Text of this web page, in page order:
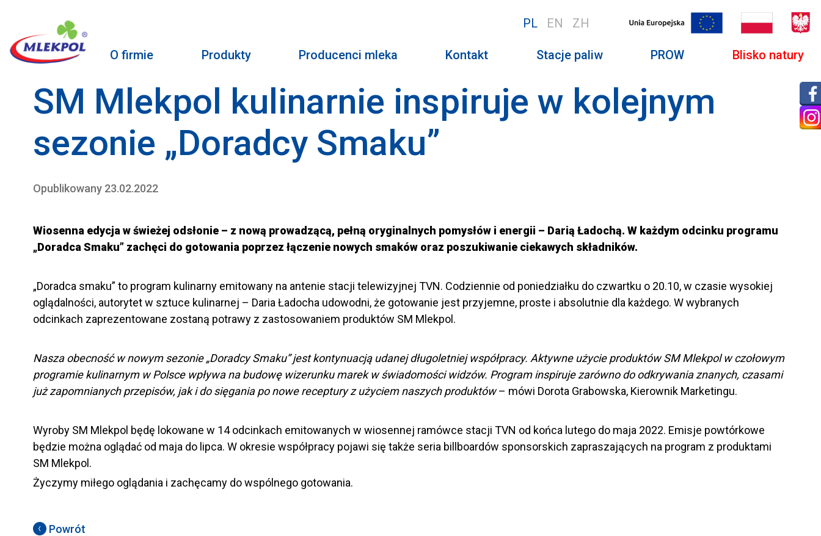
PL EN ZH
O firmie Produkty Producenci mleka Kontakt Stacje paliw PROW Blisko natury
SM Mlekpol kulinarnie inspiruje w kolejnym
sezonie „Doradcy Smaku”
Opublikowany 23.02.2022
Wiosenna edycja w świeżej odsłonie – z nową prowadzącą, pełną oryginalnych pomysłów i energii – Darią Ładochą. W każdym odcinku programu
„Doradca Smaku” zachęci do gotowania poprzez łączenie nowych smaków oraz poszukiwanie ciekawych składników.
„Doradca smaku” to program kulinarny emitowany na antenie stacji telewizyjnej TVN. Codziennie od poniedziałku do czwartku o 20.10, w czasie wysokiej
oglądalności, autorytet w sztuce kulinarnej – Daria Ładocha udowodni, że gotowanie jest przyjemne, proste i absolutnie dla każdego. W wybranych
odcinkach zaprezentowane zostaną potrawy z zastosowaniem produktów SM Mlekpol.
Nasza obecność w nowym sezonie „Doradcy Smaku” jest kontynuacją udanej długoletniej współpracy. Aktywne użycie produktów SM Mlekpol w czołowym
programie kulinarnym w Polsce wpływa na budowę wizerunku marek w świadomości widzów. Program inspiruje zarówno do odkrywania znanych, czasami
już zapomnianych przepisów, jak i do sięgania po nowe receptury z użyciem naszych produktów– mówi Dorota Grabowska, Kierownik Marketingu.
Wyroby SM Mlekpol będę lokowane w 14 odcinkach emitowanych w wiosennej ramówce stacji TVN od końca lutego do maja 2022. Emisje powtórkowe
będzie można oglądać od maja do lipca. W okresie współpracy pojawi się także seria billboardów sponsorskich zapraszających na program z produktami
SM Mlekpol.
Życzymy miłego oglądania i zachęcamy do wspólnego gotowania.
Powrót